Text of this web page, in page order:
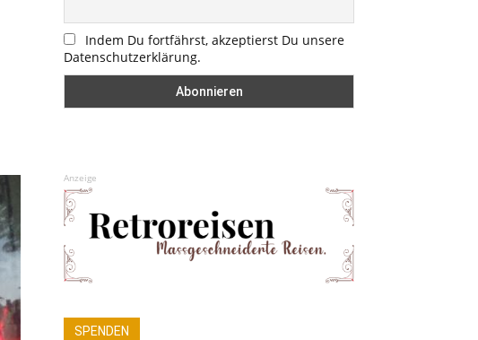
Indem Du fortfährst, akzeptierst Du unsere
Datenschutzerklärung.
Anzeige
SPENDEN